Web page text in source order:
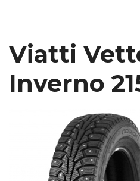
Viatti
Inverno